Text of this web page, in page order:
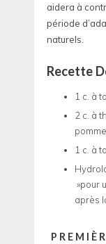
aidera à
période
naturels.
Recette
1 c. à
2 c. à
pomme
1 c. à
»pour
après